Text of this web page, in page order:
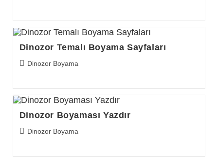
Dinozor Temalı Boyama Sayfaları
PostDinozor Boyama
Dinozor Boyaması Yazdır
PostDinozor Boyama